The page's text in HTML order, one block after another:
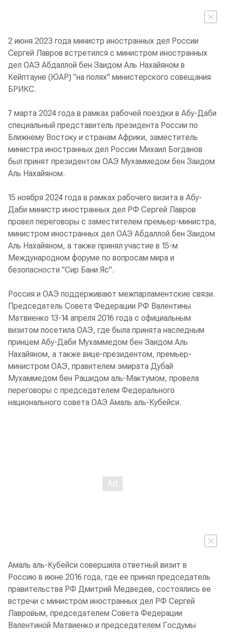
2 июня 2023 года министр иностранных дел России
Сергей Лавров встретился с министром иностранных
дел ОАЭ Абдаллой бен Заидом Аль Нахайяном в
Кейптауне (ЮАР) "на полях" министерского совещания
БРИКС.
7 марта 2024 года в рамках рабочей поездки в Абу-Даби
специальный представитель президента России по
Ближнему Востоку и странам Африки, заместитель
министра иностранных дел России Михаил Богданов
был принят президентом ОАЭ Мухаммедом бен Заидом
Аль Нахайяном.
15 ноября 2024 года в рамках рабочего визита в Абу-
Даби министр иностранных дел РФ Сергей Лавров
провел переговоры с заместителем премьер-министра,
министром иностранных дел ОАЭ Абдаллой бен Заидом
Аль Нахайяном, а также принял участие в 15-м
Международном форуме по вопросам мира и
безопасности "Сир Бани Яс".
Россия и ОАЭ поддерживают межпарламентские связи.
Председатель Совета Федерации РФ Валентины
Матвиенко 13-14 апреля 2016 года с официальным
визитом посетила ОАЭ, где была принята наследным
принцем Абу-Даби Мухаммедом бен Заидом Аль
Нахайяном, а также вице-президентом, премьер-
министром ОАЭ, правителем эмирата Дубай
Мухаммедом бен Рашидом аль-Мактумом, провела
переговоры с председателем Федерального
национального совета ОАЭ Амаль аль-Кубейси.
Амаль аль-Кубейси совершила ответный визит в
Россию в июне 2016 года, где ее принял председатель
правительства РФ Дмитрий Медведев, состоялись ее
встречи с министром иностранных дел РФ Сергей
Лавровым, председателем Совета Федерации
Валентиной Матвиенко и председателем Госдумы